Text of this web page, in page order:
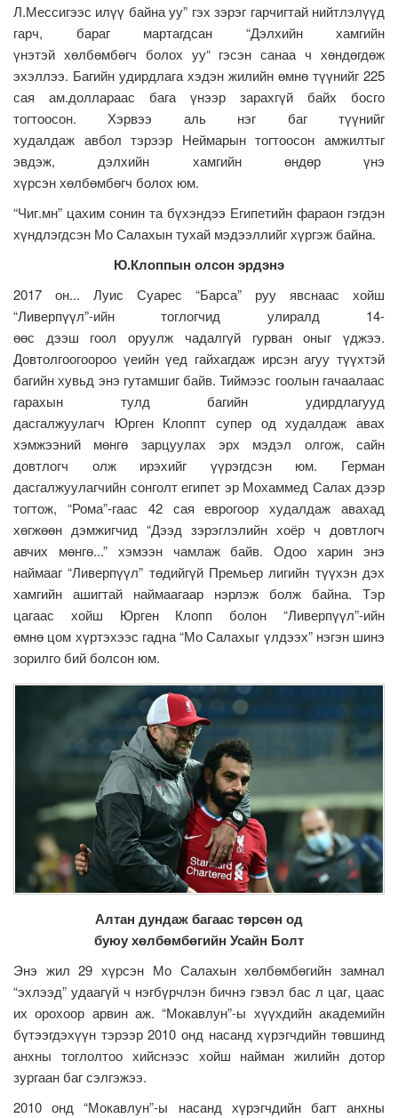
Л.Мессигээс илүү байна уу” гэх зэрэг гарчигтай нийтлэлүүд
гарч, бараг мартагдсан “Дэлхийн хамгийн
үнэтэй хөлбөмбөгч болох уу“ гэсэн санаа ч хөндөгдөж
эхэллээ. Багийн удирдлага хэдэн жилийн өмнө түүнийг 225
сая ам.доллараас бага үнээр зарахгүй байх босго
тогтоосон. Хэрвээ аль нэг баг түүнийг
худалдаж авбол тэрээр Неймарын тогтоосон амжилтыг
эвдэж, дэлхийн хамгийн өндөр үнэ
хүрсэн хөлбөмбөгч болох юм.
“Чиг.мн” цахим сонин та бүхэндээ Египетийн фараон гэгдэн
хүндлэгдсэн Мо Салахын тухай мэдээллийг хүргэж байна.
Ю.Клоппын олсон эрдэнэ
2017 он... Луис Суарес “Барса” руу явснаас хойш
“Ливерпүүл”-ийн тоглогчид улиралд 14-
өөс дээш гоол оруулж чадалгүй гурван оныг үджээ.
Довтолгоогоороо үеийн үед гайхагдаж ирсэн агуу түүхтэй
багийн хувьд энэ гутамшиг байв. Тиймээс гоолын гачаалаас
гарахын тулд багийн удирдлагууд
дасгалжуулагч Юрген Клоппт супер од худалдаж авах
хэмжээний мөнгө зарцуулах эрх мэдэл олгож, сайн
довтлогч олж ирэхийг үүрэгдсэн юм. Герман
дасгалжуулагчийн сонголт египет эр Мохаммед Салах дээр
тогтож, “Рома”-гаас 42 сая еврогоор худалдаж авахад
хөгжөөн дэмжигчид “Дээд зэрэглэлийн хоёр ч довтлогч
авчих мөнгө...” хэмээн чамлаж байв. Одоо харин энэ
наймааг “Ливерпүүл” төдийгүй Премьер лигийн түүхэн дэх
хамгийн ашигтай наймаагаар нэрлэж болж байна. Тэр
цагаас хойш Юрген Клопп болон “Ливерпүүл”-ийн
өмнө цом хүртэхээс гадна “Мо Салахыг үлдээх” нэгэн шинэ
зорилго бий болсон юм.
Алтан дундаж багаас төрсөн од
буюу хөлбөмбөгийн Усайн Болт
Энэ жил 29 хүрсэн Мо Салахын хөлбөмбөгийн замнал
“эхлээд” удаагүй ч нэгбүрчлэн бичнэ гэвэл бас л цаг, цаас
их орохоор арвин аж. “Мокавлун”-ы хүүхдийн академийн
бүтээгдэхүүн тэрээр 2010 онд насанд хүрэгчдийн төвшинд
анхны тоглолтоо хийснээс хойш найман жилийн дотор
зургаан баг сэлгэжээ.
2010 онд “Мокавлун”-ы насанд хүрэгчдийн багт анхны